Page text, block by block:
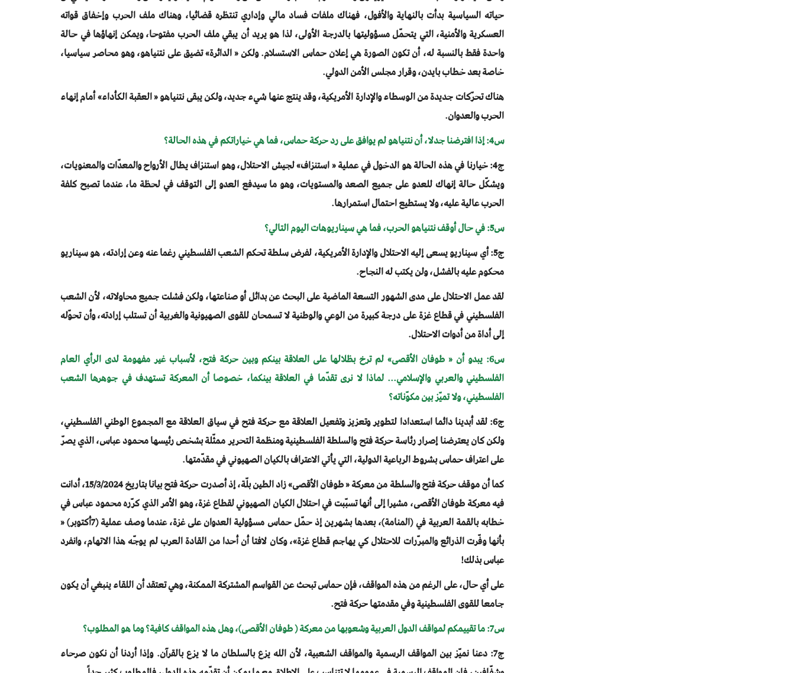
حياته السياسية بدأت بالنهاية والأفول، فهناك ملفات فساد مالي وإداري تنتظره قضائيا، وهناك ملف الحرب وإخفاق قواته
العسكرية والأمنية، التي يتحمّل مسؤوليتها بالدرجة الأولى، لذا هو يريد أن يبقي ملف الحرب مفتوحا، ويمكن إنهاؤها في حالة
واحدة فقط بالنسبة له، أن تكون الصورة هي إعلان حماس الاستسلام. ولكن « الدائرة» تضيق على نتنياهو، وهو محاصر سياسيا،
خاصة بعد خطاب بايدن، وقرار مجلس الأمن الدولي.
هناك تحرّكات جديدة من الوسطاء والإدارة الأمريكية، وقد ينتج عنها شيء جديد، ولكن يبقى نتنياهو « العقبة الكأداء» أمام إنهاء
الحرب والعدوان.
س4: إذا افترضنا جدلا، أن نتنياهو لم يوافق على رد حركة حماس، فما هي خياراتكم في هذه الحالة؟
ج4: خيارنا في هذه الحالة هو الدخول في عملية « استنزاف» لجيش الاحتلال، وهو استنزاف يطال الأرواح والمعدّات والمعنويات،
ويشكّل حالة إنهاك للعدو على جميع الصعد والمستويات، وهو ما سيدفع العدو إلى التوقف في لحظة ما، عندما تصبح كلفة
الحرب عالية عليه، ولا يستطيع احتمال استمرارها.
س5: في حال أوقف نتنياهو الحرب، فما هي سيناريوهات اليوم التالي؟
ج5: أي سيناريو يسعى إليه الاحتلال والإدارة الأمريكية، لفرض سلطة تحكم الشعب الفلسطيني رغما عنه وعن إرادته، هو سيناريو
محكوم عليه بالفشل، ولن يكتب له النجاح.
لقد عمل الاحتلال على مدى الشهور التسعة الماضية على البحث عن بدائل أو صناعتها، ولكن فشلت جميع محاولاته، لأن الشعب
الفلسطيني في قطاع غزة على درجة كبيرة من الوعي والوطنية لا تسمحان للقوى الصهيونية والغربية أن تستلب إرادته، وأن تحوّله
إلى أداة من أدوات الاحتلال.
س6: يبدو أن « طوفان الأقصى» لم ترخ بظلالها على العلاقة بينكم وبين حركة فتح، لأسباب غير مفهومة لدى الرأي العام
الفلسطيني والعربي والإسلامي... لماذا لا نرى تقدّما في العلاقة بينكما، خصوصا أن المعركة تستهدف في جوهرها الشعب
الفلسطيني، ولا تميّز بين مكوّناته؟
ج6: لقد أبدينا دائما استعدادا لتطوير وتعزيز وتفعيل العلاقة مع حركة فتح في سياق العلاقة مع المجموع الوطني الفلسطيني،
ولكن كان يعترضنا إصرار رئاسة حركة فتح والسلطة الفلسطينية ومنظمة التحرير ممثّلة بشخص رئيسها محمود عباس، الذي يصرّ
على اعتراف حماس بشروط الرباعية الدولية، التي يأتي الاعتراف بالكيان الصهيوني في مقدّمتها.
كما أن موقف حركة فتح والسلطة من معركة « طوفان الأقصى» زاد الطين بلّة، إذ أصدرت حركة فتح بيانا بتاريخ 15/3/2024، أدانت
فيه معركة طوفان الأقصى، مشيرا إلى أنها تسبّبت في احتلال الكيان الصهيوني لقطاع غزة، وهو الأمر الذي كرّره محمود عباس في
خطابه بالقمة العربية في (المنامة)، بعدها بشهرين إذ حمّل حماس مسؤولية العدوان على غزة، عندما وصف عملية (7أكتوبر) «
بأنها وفّرت الذرائع والمبرّرات للاحتلال كي يهاجم قطاع غزة»، وكان لافتا أن أحدا من القادة العرب لم يوجّه هذا الاتهام، وانفرد
عباس بذلك!
على أي حال، على الرغم من هذه المواقف، فإن حماس تبحث عن القواسم المشتركة الممكنة، وهي تعتقد أن اللقاء ينبغي أن يكون
جامعا للقوى الفلسطينية وفي مقدمتها حركة فتح.
س7: ما تقييمكم لمواقف الدول العربية وشعوبها من معركة ( طوفان الأقصى)، وهل هذه المواقف كافية؟ وما هو المطلوب؟
ج7: دعنا نميّز بين المواقف الرسمية والمواقف الشعبية، لأن الله يزع بالسلطان ما لا يزع بالقرآن. وإذا أردنا أن نكون صرحاء